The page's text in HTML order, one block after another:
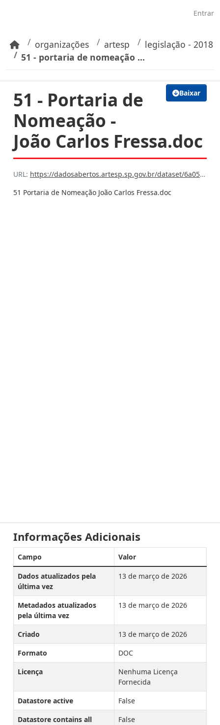
Entrar
organizações artesp
legislação - 2018
51 - portaria de nomeação ...
Baixar
51 - Portaria de
Nomeação -
João Carlos Fressa.doc
URL: https://dadosabertos.artesp.sp.gov.br/dataset/6a059e99-75d0-42bc-ba16-7608cfb7f6bb/resource/54f4a062-effd-4043-adad-47413ceb2bf7/download/51-portaria-de-nomeacao-joao-carlos-fressa.doc
51 Portaria de Nomeação João Carlos Fressa.doc
Informações Adicionais
Campo Valor
Dados atualizados pela
última vez
13 de março de 2026
Metadados atualizados
pela última vez
13 de março de 2026
Criado
13 de março de 2026
Formato
DOC
Licença
Nenhuma Licença
Fornecida
Datastore active
False
Datastore contains all
False